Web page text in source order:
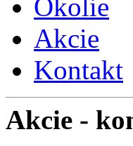
Okolie
Akcie
Kontakt
Akcie -